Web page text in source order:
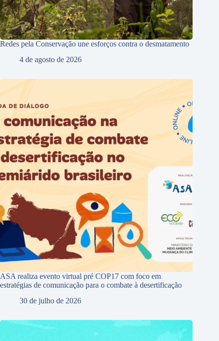
Redes pela Conservação une esforços contra o desmatamento
4 de agosto de 2026
ASA realiza evento virtual pré COP17 com foco em
estratégias de comunicação para o combate à desertificação
30 de julho de 2026